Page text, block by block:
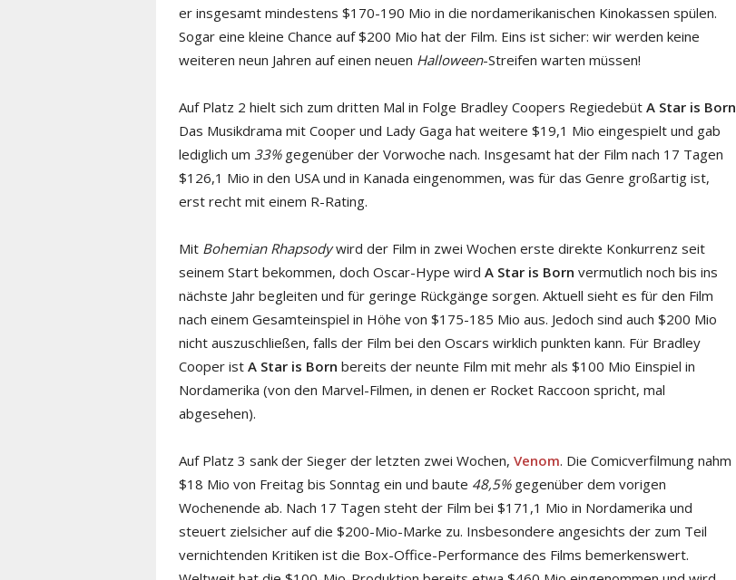
er insgesamt mindestens $170-190 Mio in die nordamerikanischen Kinokassen spülen.
Sogar eine kleine Chance auf $200 Mio hat der Film. Eins ist sicher: wir werden keine
weiteren neun Jahren auf einen neuen Halloween-Streifen warten müssen!
Auf Platz 2 hielt sich zum dritten Mal in Folge Bradley Coopers Regiedebüt A Star is Born
Das Musikdrama mit Cooper und Lady Gaga hat weitere $19,1 Mio eingespielt und gab
lediglich um 33%gegenüber der Vorwoche nach. Insgesamt hat der Film nach 17 Tagen
$126,1 Mio in den USA und in Kanada eingenommen, was für das Genre großartig ist,
erst recht mit einem R-Rating.
Mit Bohemian Rhapsodywird der Film in zwei Wochen erste direkte Konkurrenz seit
seinem Start bekommen, doch Oscar-Hype wird A Star is Born vermutlich noch bis ins
nächste Jahr begleiten und für geringe Rückgänge sorgen. Aktuell sieht es für den Film
nach einem Gesamteinspiel in Höhe von $175-185 Mio aus. Jedoch sind auch $200 Mio
nicht auszuschließen, falls der Film bei den Oscars wirklich punkten kann. Für Bradley
Cooper ist A Star is Born bereits der neunte Film mit mehr als $100 Mio Einspiel in
Nordamerika (von den Marvel-Filmen, in denen er Rocket Raccoon spricht, mal
abgesehen).
Auf Platz 3 sank der Sieger der letzten zwei Wochen, Venom. Die Comicverfilmung nahm
$18 Mio von Freitag bis Sonntag ein und baute 48,5%gegenüber dem vorigen
Wochenende ab. Nach 17 Tagen steht der Film bei $171,1 Mio in Nordamerika und
steuert zielsicher auf die $200-Mio-Marke zu. Insbesondere angesichts der zum Teil
vernichtenden Kritiken ist die Box-Office-Performance des Films bemerkenswert.